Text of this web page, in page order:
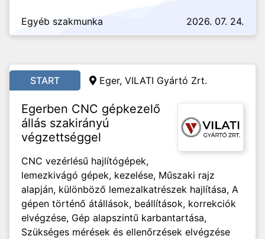
Egyéb szakmunka 2026. 07. 24.
START Eger, VILATI Gyártó Zrt.
Egerben CNC gépkezelő
állás szakirányú
végzettséggel
CNC vezérlésű hajlítógépek,
lemezkivágó gépek, kezelése, Műszaki rajz
alapján, különböző lemezalkatrészek hajlítása, A
gépen történő átállások, beállítások, korrekciók
elvégzése, Gép alapszintű karbantartása,
Szükséges mérések és ellenőrzések elvégzése